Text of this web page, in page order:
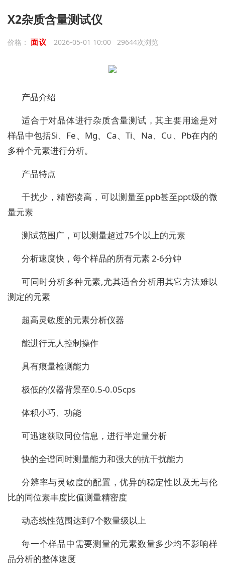
X2杂质含量测试仪
价格： 面议 2026-05-01 10:00 29644次浏览
产品介绍
适合于对晶体进行杂质含量测试，其主要用途是对
样品中包括Si、Fe、Mg、Ca、Ti、Na、Cu、Pb在内的
多种个元素进行分析。
产品特点
干扰少，精密读高，可以测量至ppb甚至ppt级的微
量元素
测试范围广，可以测量超过75个以上的元素
分析速度快，每个样品的所有元素 2-6分钟
可同时分析多种元素,尤其适合分析用其它方法难以
测定的元素
超高灵敏度的元素分析仪器
能进行无人控制操作
具有痕量检测能力
极低的仪器背景至0.5-0.05cps
体积小巧、功能
可迅速获取同位信息，进行半定量分析
快的全谱同时测量能力和强大的抗干扰能力
分辨率与灵敏度的配置，优异的稳定性以及无与伦
比的同位素丰度比值测量精密度
动态线性范围达到7个数量级以上
每一个样品中需要测量的元素数量多少均不影响样
品分析的整体速度